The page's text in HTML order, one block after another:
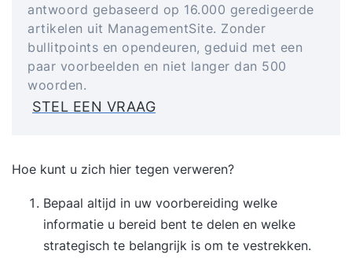
antwoord gebaseerd op 16.000 geredigeerde
artikelen uit ManagementSite. Zonder
bullitpoints en opendeuren, geduid met een
paar voorbeelden en niet langer dan 500
woorden.
STEL EEN VRAAG
Hoe kunt u zich hier tegen verweren?
Bepaal altijd in uw voorbereiding welke
informatie u bereid bent te delen en welke
strategisch te belangrijk is om te vestrekken.